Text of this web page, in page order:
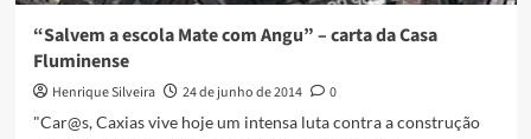
“Salvem a escola Mate com Angu” – carta da Casa
Fluminense
Henrique Silveira 24 de junho de 2014
0
"Car@s, Caxias vive hoje um intensa luta contra a construção